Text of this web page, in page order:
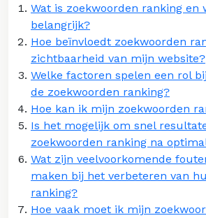
Wat is zoekwoorden ranking en
belangrijk?
Hoe beïnvloedt zoekwoorden
zichtbaarheid van mijn website?
Welke factoren spelen een rol
de zoekwoorden ranking?
Hoe kan ik mijn zoekwoorden
Is het mogelijk om snel
zoekwoorden ranking na
Wat zijn veelvoorkomende
maken bij het verbeteren van
ranking?
Hoe vaak moet ik mijn